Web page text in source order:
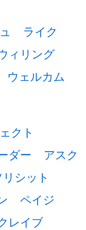
ライク
ィリング
ウェルカム
クト
ダー
アスク
リシット
ペイジ
レイブ